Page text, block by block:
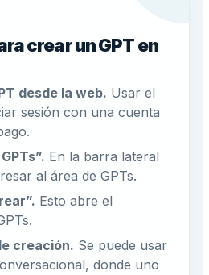
crear un GPT en
desde la web. Usar el
sesión con una cuenta
En la barra lateral
al área de GPTs.
Esto abre el
creación. Se puede usar
donde uno